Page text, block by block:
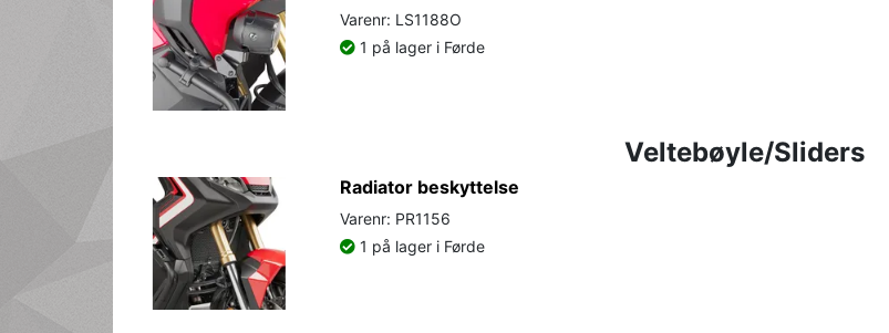
Varenr: LS1188O
1 på lager i Førde
Veltebøyle/Sliders
Radiator beskyttelse
Varenr: PR1156
1 på lager i Førde